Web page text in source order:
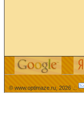
© www.optimaze.ru, 2026 .:.